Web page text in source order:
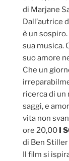
di Marjane
Dall’autrice
è un
sua musica.
suo amore
Che un
ricerca di un
saggi, e
vita non
ore 20,00 I
di Ben Stiller
Il film si